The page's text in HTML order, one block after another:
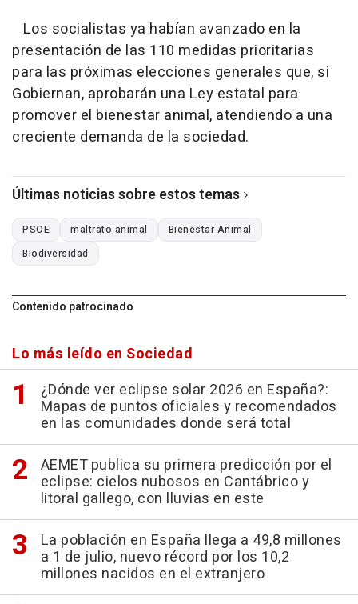
Los socialistas ya habían avanzado en la
presentación de las 110 medidas prioritarias
para las próximas elecciones generales que, si
Gobiernan, aprobarán una Ley estatal para
promover el bienestar animal, atendiendo a una
creciente demanda de la sociedad.
Últimas noticias sobre estos temas
PSOE maltrato animal
Bienestar Animal
Biodiversidad
Contenido patrocinado
Lo más leído en Sociedad
¿Dónde ver eclipse solar 2026 en España?:
Mapas de puntos oficiales y recomendados
en las comunidades donde será total
AEMET publica su primera predicción por el
eclipse: cielos nubosos en Cantábrico y
litoral gallego, con lluvias en este
La población en España llega a 49,8 millones
a 1 de julio, nuevo récord por los 10,2
millones nacidos en el extranjero